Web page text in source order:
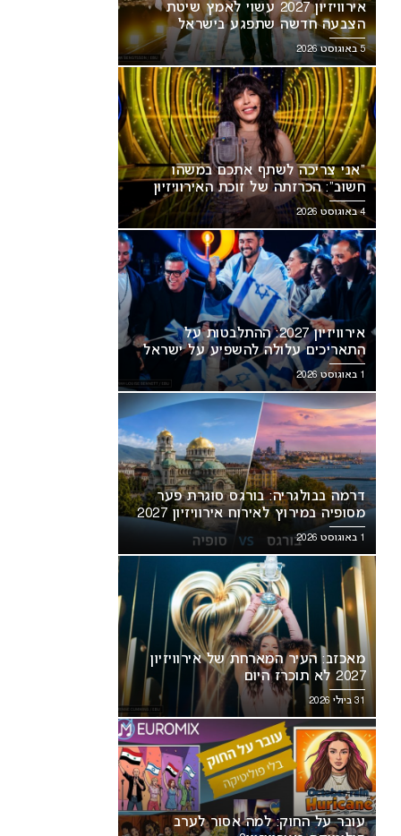
העיר המארחת של אירוויזיון
עובר על החוק: למה אסור לערב
פוליטיקה באירוויזיון?
אירוויזיון 2027 עשוי לאמץ שיטת
הצבעה חדשה שתפגע בישראל
5 באוגוסט 2026
“אני צריכה לשתף אתכם במשהו
חשוב”: הכרזתה של זוכת האירוויזיון
מסעירה את הרשת
4 באוגוסט 2026
אירוויזיון 2027: ההתלבטות על
התאריכים עלולה להשפיע על ישראל
1 באוגוסט 2026
דרמה בבולגריה: בורגס סוגרת פער
מסופיה במירוץ לאירוח אירוויזיון 2027
1 באוגוסט 2026
מאכזב: העיר המארחת של אירוויזיון
2027 לא תוכרז היום
31 ביולי 2026
עובר על החוק: למה אסור לערב